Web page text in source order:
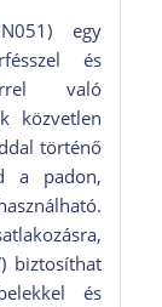
egy
és
való
közvetlen
történő
a padon,
biztosíthat
és